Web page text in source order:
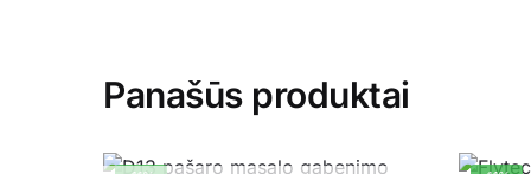
Panašūs produktai